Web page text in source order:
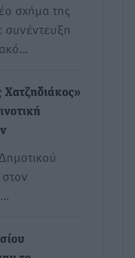
σχήμα της
συνέντευξη